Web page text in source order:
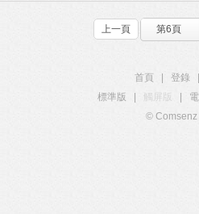
上一頁 第6頁
首頁 登錄
標準版
觸屏版
© Comsenz